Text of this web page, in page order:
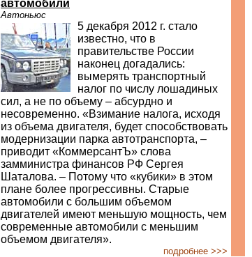
автомобили
Автоньюс
5 декабря 2012 г. стало
известно, что в
правительстве России
наконец догадались:
вымерять транспортный
налог по числу лошадиных
сил, а не по объему – абсурдно и
несовременно. «Взимание налога, исходя
из объема двигателя, будет способствовать
модернизации парка автотранспорта, –
приводит «КоммерсантЪ» слова
замминистра финансов РФ Сергея
Шаталова. – Потому что «кубики» в этом
плане более прогрессивны. Старые
автомобили с большим объемом
двигателей имеют меньшую мощность, чем
современные автомобили с меньшим
объемом двигателя».
подробнее >>>